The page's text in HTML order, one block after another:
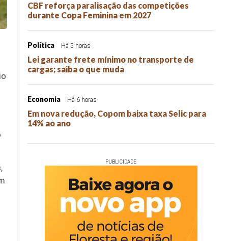
CBF reforça paralisação das competições
durante Copa Feminina em 2027
Política Há 5 horas
Lei garante frete mínimo no transporte de
cargas; saiba o que muda
Economia Há 6 horas
Em nova redução, Copom baixa taxa Selic para
14% ao ano
PUBLICIDADE